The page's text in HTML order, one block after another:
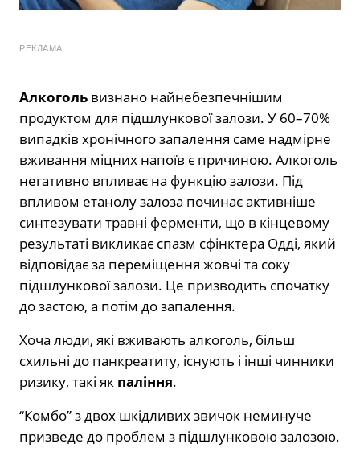
РЕКЛАМА
Алкоголь визнано найнебезпечнішим
продуктом для підшлункової залози. У 60–70%
випадків хронічного запалення саме надмірне
вживання міцних напоїв є причиною. Алкоголь
негативно впливає на функцію залози. Під
впливом етанолу залоза починає активніше
синтезувати травні ферменти, що в кінцевому
результаті викликає спазм сфінктера Одді, який
відповідає за переміщення жовчі та соку
підшлункової залози. Це призводить спочатку
до застою, а потім до запалення.
Хоча люди, які вживають алкоголь, більш
схильні до панкреатиту, існують і інші чинники
ризику, такі як паління.
“Комбо” з двох шкідливих звичок неминуче
призведе до проблем з підшлунковою залозою.